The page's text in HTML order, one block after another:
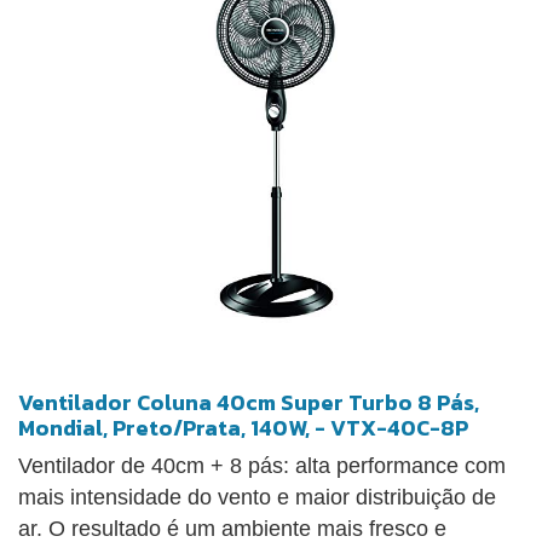
Ventilador Coluna 40cm Super Turbo 8 Pás,
Mondial, Preto/Prata, 140W, - VTX-40C-8P
Ventilador de 40cm + 8 pás: alta performance com
mais intensidade do vento e maior distribuição de
ar. O resultado é um ambiente mais fresco e